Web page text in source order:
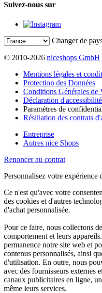
Suivez-nous sur
Changer de
© 2010-2026 niceshops GmbH
Mentions légales et
Protection des Données
Conditions Générales de
Déclaration d'accessibilité
Paramètres de
Résiliation des contrats
Entreprise
Autres nice Shops
Renoncer au contrat
Personnalisez votre expérience
Ce n'est qu'avec votre
des cookies et d'autres
d'achat personnalisée.
Pour ce faire, nous collectons
comportement et leurs
permanence notre site web et
contenus personnalisés, ainsi
d'utilisation. En outre, nous
avec des fournisseurs externes
canaux publicitaires en ligne,
même leurs services.